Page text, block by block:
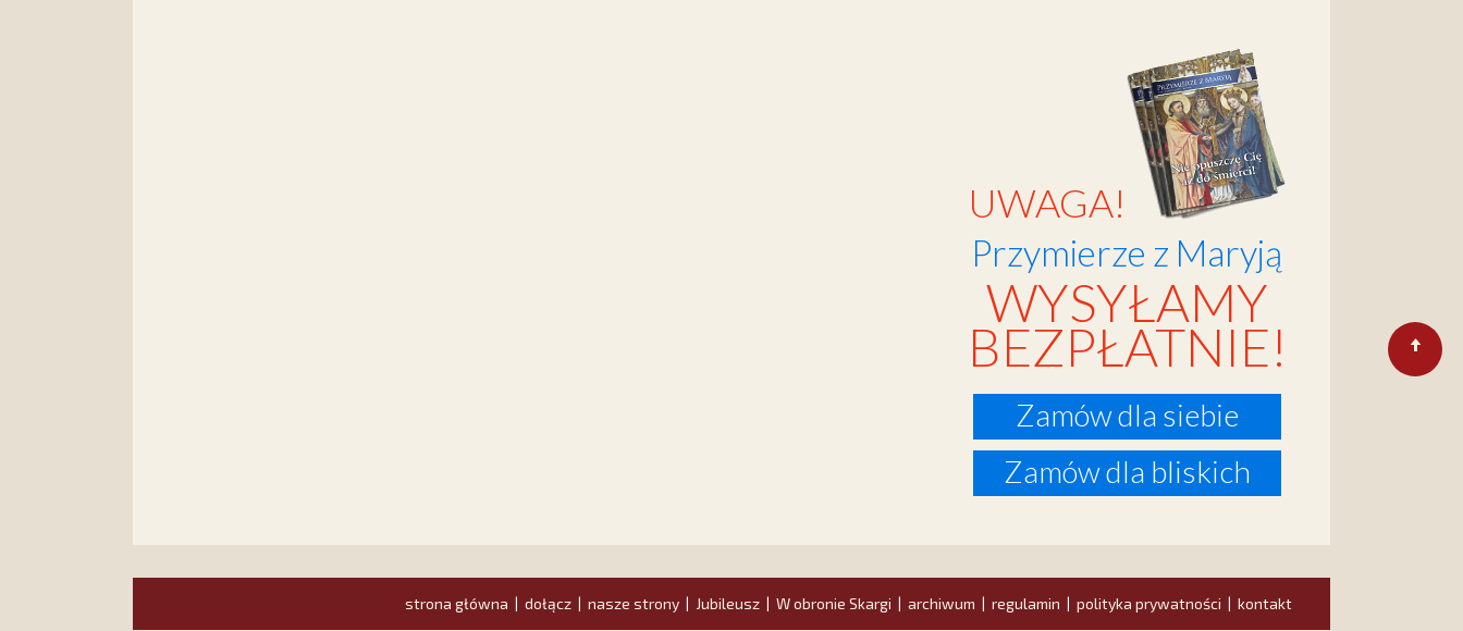
UWAGA!
Przymierze z Maryją
WYSYŁAMY
BEZPŁATNIE!
Zamów dla siebie
Zamów dla bliskich
strona główna dołącz nasze strony Jubileusz W obronie Skargi archiwum regulamin polityka prywatności kontakt